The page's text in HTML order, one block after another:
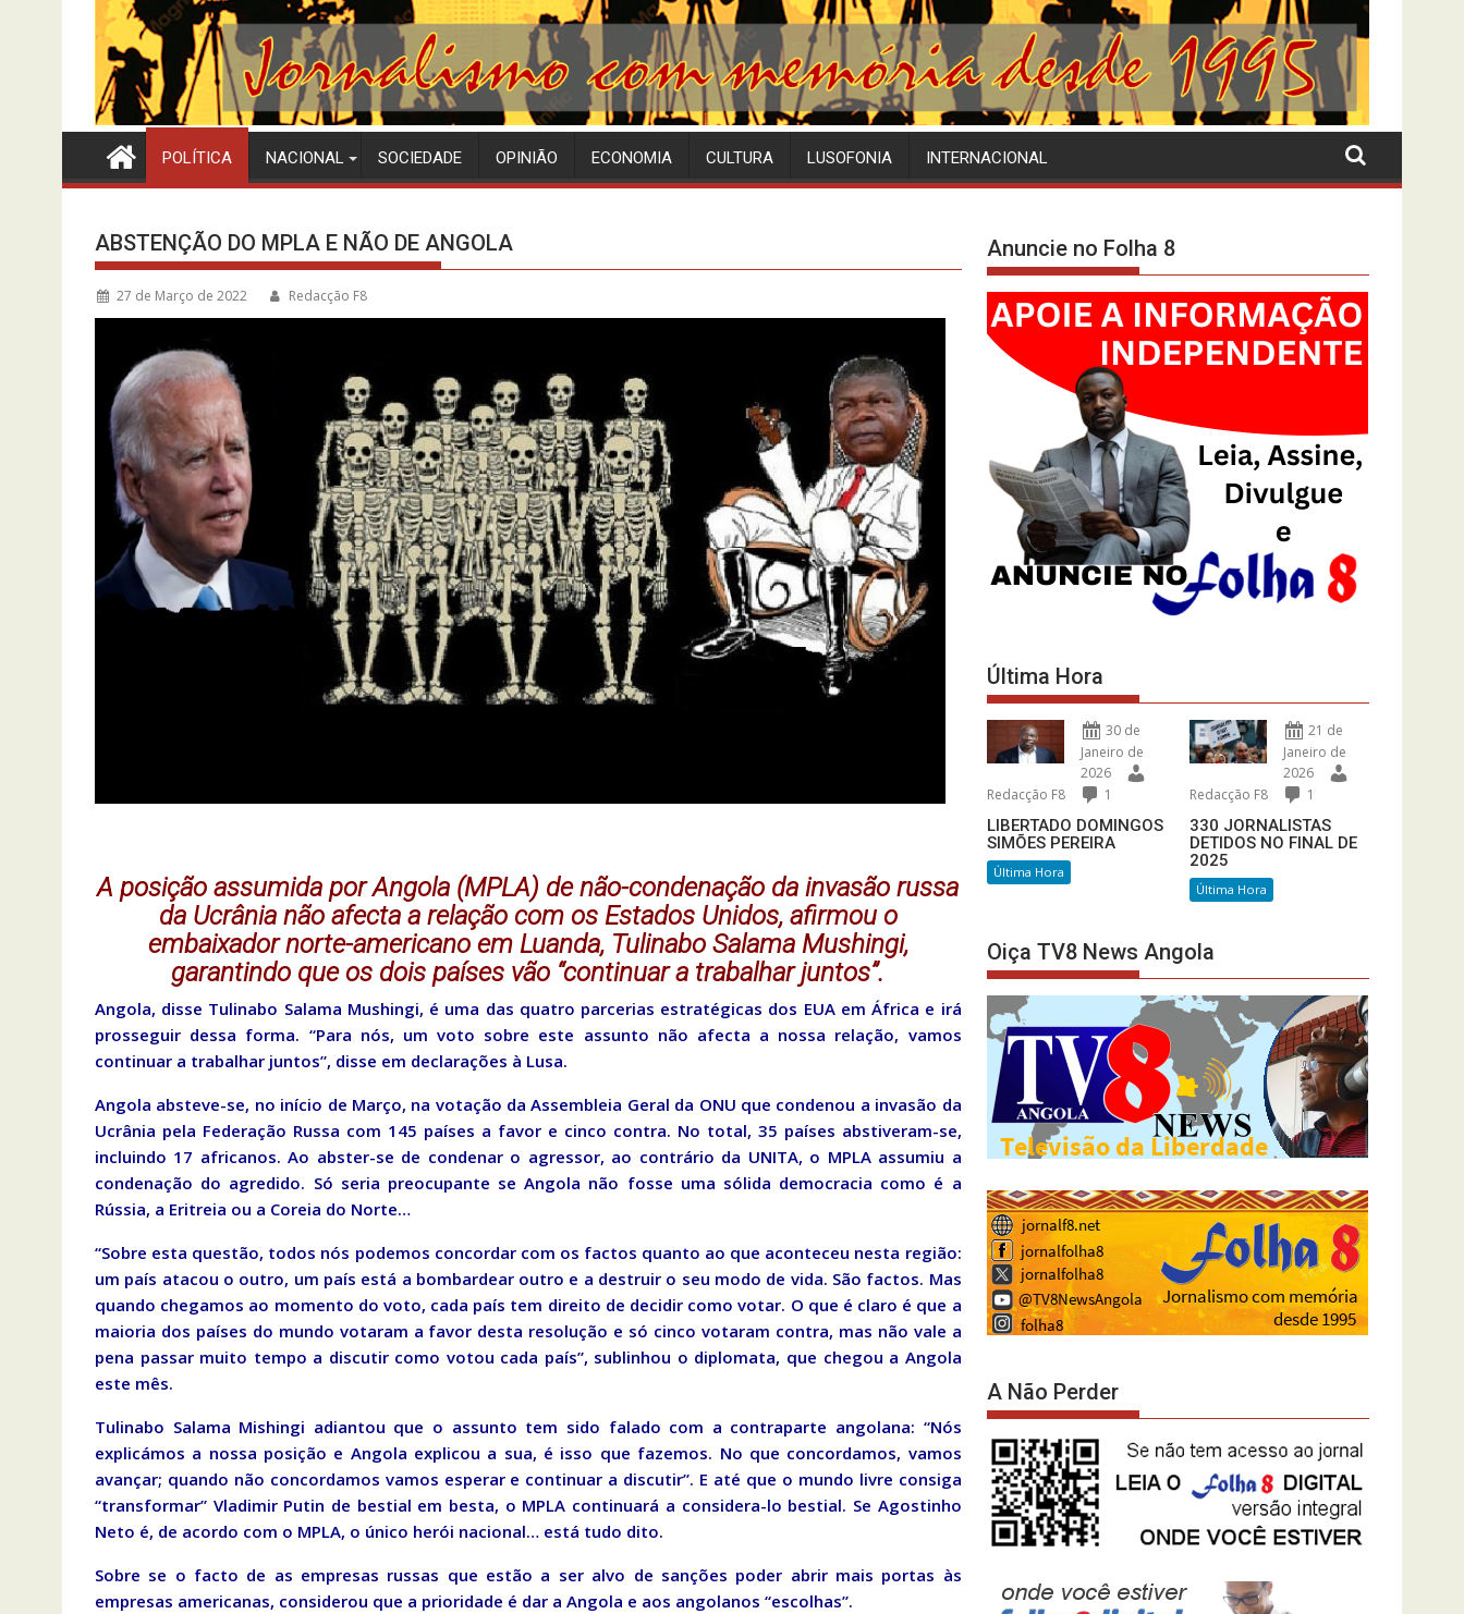
POLÍTICA NACIONAL SOCIEDADE OPINIÃO ECONOMIA CULTURA LUSOFONIA INTERNACIONAL
ABSTENÇÃO DO MPLA E NÃO DE ANGOLA
27 de Março de 2022 Redacção F8
A posição assumida por Angola (MPLA) de não-condenação da invasão russa
da Ucrânia não afecta a relação com os Estados Unidos, afirmou o
embaixador norte-americano em Luanda, Tulinabo Salama Mushingi,
garantindo que os dois países vão “continuar a trabalhar juntos”.
Angola, disse Tulinabo Salama Mushingi, é uma das quatro parcerias estratégicas dos EUA em África e irá
prosseguir dessa forma. “Para nós, um voto sobre este assunto não afecta a nossa relação, vamos
continuar a trabalhar juntos”, disse em declarações à Lusa.
Angola absteve-se, no início de Março, na votação da Assembleia Geral da ONU que condenou a invasão da
Ucrânia pela Federação Russa com 145 países a favor e cinco contra. No total, 35 países abstiveram-se,
incluindo 17 africanos. Ao abster-se de condenar o agressor, ao contrário da UNITA, o MPLA assumiu a
condenação do agredido. Só seria preocupante se Angola não fosse uma sólida democracia como é a
Rússia, a Eritreia ou a Coreia do Norte…
“Sobre esta questão, todos nós podemos concordar com os factos quanto ao que aconteceu nesta região:
um país atacou o outro, um país está a bombardear outro e a destruir o seu modo de vida. São factos. Mas
quando chegamos ao momento do voto, cada país tem direito de decidir como votar. O que é claro é que a
maioria dos países do mundo votaram a favor desta resolução e só cinco votaram contra, mas não vale a
pena passar muito tempo a discutir como votou cada país”, sublinhou o diplomata, que chegou a Angola
este mês.
Tulinabo Salama Mishingi adiantou que o assunto tem sido falado com a contraparte angolana: “Nós
explicámos a nossa posição e Angola explicou a sua, é isso que fazemos. No que concordamos, vamos
avançar; quando não concordamos vamos esperar e continuar a discutir”. E até que o mundo livre consiga
“transformar” Vladimir Putin de bestial em besta, o MPLA continuará a considera-lo bestial. Se Agostinho
Neto é, de acordo com o MPLA, o único herói nacional… está tudo dito.
Sobre se o facto de as empresas russas que estão a ser alvo de sanções poder abrir mais portas às
empresas americanas, considerou que a prioridade é dar a Angola e aos angolanos “escolhas”.
Anuncie no Folha 8
Última Hora
30 de
Janeiro de
2026
Redacção F8
1
LIBERTADO DOMINGOS
SIMÕES PEREIRA
Última Hora
21 de
Janeiro de
2026
Redacção F8
1
330 JORNALISTAS
DETIDOS NO FINAL DE
2025
Última Hora
Oiça TV8 News Angola
A Não Perder